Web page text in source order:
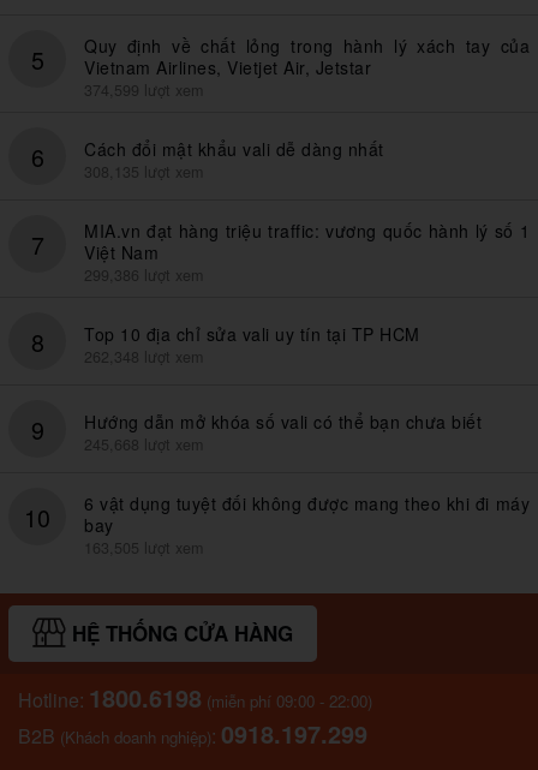
5
Quy định về chất lỏng trong hành lý xách tay của
Vietnam Airlines, Vietjet Air, Jetstar
374,599 lượt xem
6 Cách đổi mật khẩu vali dễ dàng nhất
308,135 lượt xem
7
MIA.vn đạt hàng triệu traffic: vương quốc hành lý số 1
Việt Nam
299,386 lượt xem
8 Top 10 địa chỉ sửa vali uy tín tại TP HCM
262,348 lượt xem
9 Hướng dẫn mở khóa số vali có thể bạn chưa biết
245,668 lượt xem
10
6 vật dụng tuyệt đối không được mang theo khi đi máy
bay
163,505 lượt xem
HỆ THỐNG CỬA HÀNG
Hotline: 1800.6198 (miễn phí 09:00 - 22:00)
B2B (Khách doanh nghiệp): 0918.197.299